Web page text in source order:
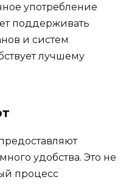
употребление
поддерживать
и систем
лучшему
удобства. Это не
процесс